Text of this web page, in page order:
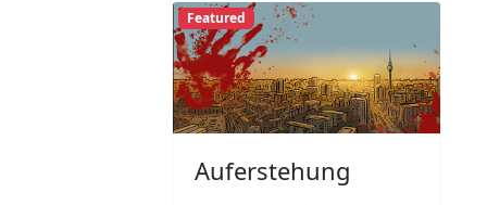
Featured
Auferstehung